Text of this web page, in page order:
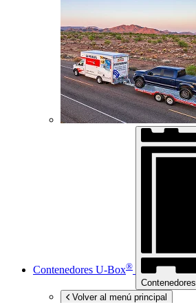
Contenedores U-Box®
Contenedores
Volver al menú principal